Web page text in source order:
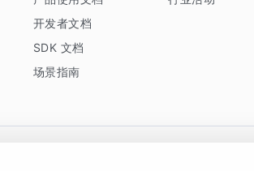
开发者文档
SDK 文档
场景指南